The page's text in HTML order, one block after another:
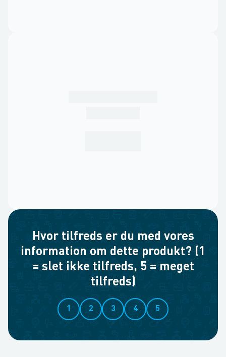
Hvor tilfreds er du med vores
information om dette produkt? (1
= slet ikke tilfreds, 5 = meget
tilfreds)
1 2 3 4 5